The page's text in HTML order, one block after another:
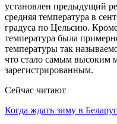
установлен предыдущий
средняя температура в
градуса по Цельсию.
температура была
температуры так
что стало самым высоким
зарегистрированным.
Сейчас читают
Когда ждать зиму в